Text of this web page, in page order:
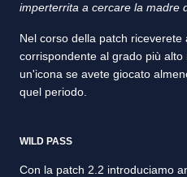
imperterrita a cercare la madre
Nel corso della patch riceverete
corrispondente al grado più
un'icona se avete giocato
quel periodo.
WILD PASS
Con la patch 2.2 introduciamo